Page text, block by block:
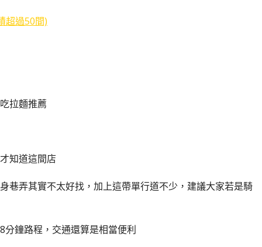
超過50間)
拉麵推薦
知道這間店
巷弄其實不太好找，加上這帶單行道不少，建議大家若是騎
鐘路程，交通還算是相當便利